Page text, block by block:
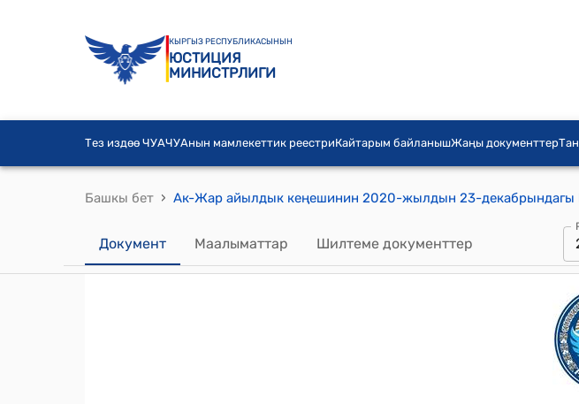
КЫРГЫЗ РЕСПУБЛИКАСЫНЫН
ЮСТИЦИЯ
МИНИСТРЛИГИ
Тез издөө ЧУАЧУАнын мамлекеттик реестриКайтарым байланышЖаңы документтер
Башкы бет ›
Документ Маалыматтар Шилтеме документтер